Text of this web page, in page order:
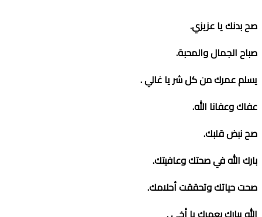
صح بدنك يا عزيزي.
صباح الجمال والمحبة.
يسلم عمرك من كل شر يا غالي.
عفاك وعفانا الله.
صح نبض قلبك.
بارك الله في صحتك وعافيتك.
صحت حياتك وتحققت أحلامك.